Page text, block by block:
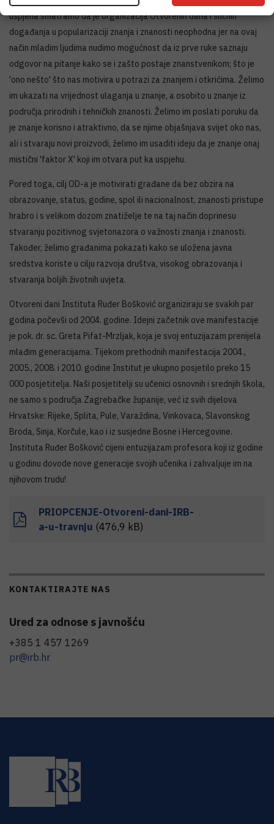
uspjeha smatramo da je organizacija Otvorenih dana i sličnih
događanja u popularizaciji znanja i znanosti neophodna jer na ovaj
način mladim ljudima nudimo mogućnost da iz prve ruke saznaju
odgovor na pitanje kako se i zašto postaje znanstvenikom; što je
'ono nešto' što nas motivira u potrazi za znanjem i otkrićima. Želimo
im ukazati na vrijednost ulaganja u znanje, a osobito u znanje iz
područja prirodnih i tehničkih znanosti. Želimo im poslati poruku da
je znanje korisno i atraktivno, da se njime objašnjava svijet oko nas,
ali i stvaraju novi proizvodi, želimo im usaditi ideju da je znanje onaj
mistični 'faktor X' koji im otvara put ka uspjehu.
Pored toga, cilj OD-a je motivirati građane da bez obzira na
obrazovanje, status, godine, spol ili nacionalnost, znanosti pristupe
hrabro i s velikom dozom znatiželje te na taj način doprinesu
stvaranju pozitivnog svjetonazora o važnosti znanja i znanosti.
Također, želimo građanima pokazati kako se uložena javna
sredstva koriste u cilju razvoja društva, visokog obrazovanja i
stvaranja boljih životnih uvjeta.
Otvoreni dani Instituta Ruđer Bošković organiziraju se svakih par
godina počevši od 2004. godine. Idejni začetnik ove manifestacije
je pok. dr. sc. Greta Pifat-Mrzljak, koja je svoj entuzijazam prenijela
mlađim generacijama. Tijekom prethodnih manifestacija 2004.,
2005., 2008. i 2010. godine Institut je ukupno posjetilo preko 15
000 posjetitelja. Naši posjetitelji su učenici osnovnih i srednjih škola,
ne samo s područja Zagrebačke županije, već iz svih dijelova
Hrvatske: Rijeke, Splita, Pule, Varaždina, Vinkovaca, Slavonskog
Broda, Sinja, Korčule, kao i iz susjedne Bosne i Hercegovine.
Instituta Ruđer Bošković cijeni entuzijazam profesora koji iz godine
u godinu dovode nove generacije svojih učenika i zahvaljuje im na
njihovom trudu!
PRIOPCENJE-Otvoreni-dani-IRB-
a-u-travnju (476,9 kB)
KONTAKTIRAJTE NAS
Ured za odnose s javnošću
+385 1 457 1269
pr@irb.hr